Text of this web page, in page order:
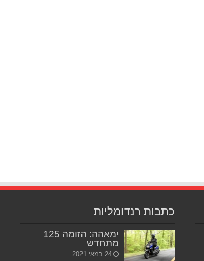
כתבות רנדומליות
ימאהה: הזומה 125
מתחדש
24 במאי 2021